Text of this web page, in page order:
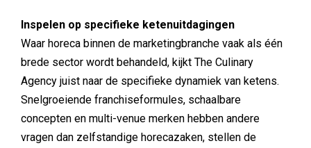
Inspelen op specifieke ketenuitdagingen
Waar horeca binnen de marketingbranche vaak als één
brede sector wordt behandeld, kijkt The Culinary
Agency juist naar de specifieke dynamiek van ketens.
Snelgroeiende franchiseformules, schaalbare
concepten en multi-venue merken hebben andere
vragen dan zelfstandige horecazaken, stellen de